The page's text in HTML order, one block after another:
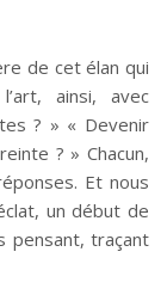
de cet élan qui
ainsi, avec
? » « Devenir
? » Chacun,
Et nous
un début de
pensant, traçant